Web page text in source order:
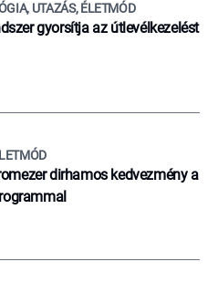
UTAZÁS, ÉLETMÓD
gyorsítja az útlevélkezelést
dirhamos kedvezmény a